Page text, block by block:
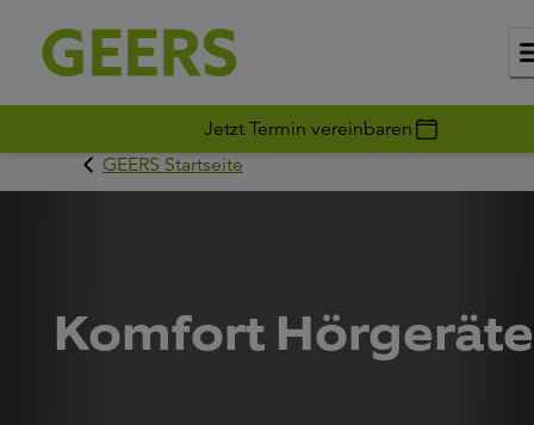
Jetzt Termin vereinbaren
GEERS Startseite
Komfort Hörgeräte